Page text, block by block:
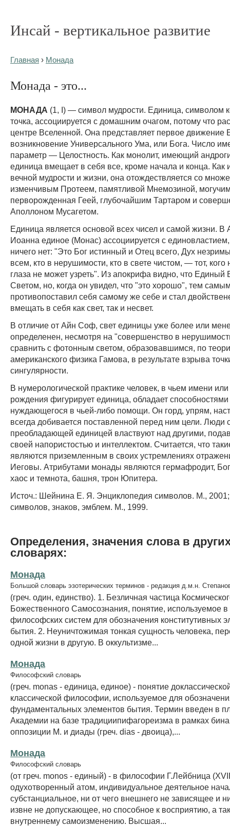
Инсай - вертикальное развитие
Главная › Монада
Монада - это...
МОНАДА (1, I) — символ мудрости. Единица, символом
точка, ассоциируется с домашним очагом, потому что
центре Вселенной. Она представляет первое движение
возникновение Универсального Ума, или Бога. Число
параметр — Целостность. Как монолит, имеющий
единица вмещает в себя все, кроме начала и конца. Как
вечной мудрости и жизни, она отождествляется со
изменчивым Протеем, памятливой Мнемозиной,
перворожденная Геей, глубочайшим Тартаром и
Аполлоном Мусагетом.
Единица является основой всех чисел и самой жизни. В
Иоанна единое (Монас) ассоциируется с
ничего нет: "Это Бог истинный и Отец всего, Дух
всем, кто в нерушимости, кто в свете чистом, — тот, кого
глаза не может узреть". Из апокрифа видно, что Единый
Светом, но, когда он увидел, что "это хорошо", тем
противопоставил себя самому же себе и стал
вмещать в себя как свет, так и несвет.
В отличие от Айн Соф, свет единицы уже более или
определенен, несмотря на "совершенство в
сравнить с фотонным светом, образовавшимся, по
американского физика Гамова, в результате взрыва
сингулярности.
В нумерологической практике человек, в чьем имени или
рождения фигурирует единица, обладает
нуждающегося в чьей-либо помощи. Он горд, упрям,
всегда добивается поставленной перед ним цели. Люди
преобладающей единицей властвуют над другими,
своей напористостью и интеллектом. Считается, что
являются приземленным в своих устремлениях
Иеговы. Атрибутами монады являются гермафродит,
хаос и темнота, башня, трон Юпитера.
Источ.: Шейнина Е. Я. Энциклопедия символов. М.,
символов, знаков, эмблем. М., 1999.
Определения, значения слова в
словарях:
Монада
Большой словарь эзотерических терминов - редакция д.м.н.
(греч. один, единство). 1. Безличная частица
Божественного Самосознания, понятие, используемое в
философских систем для обозначения конститутивных
бытия. 2. Неуничтожимая тонкая сущность человека,
одной жизни в другую. В оккультизме...
Монада
Философский словарь
(греч. monas - единица, единое) - понятие
классической философии, используемое для
фундаментальных элементов бытия. Термин введен в
Академии на базе традициипифагореизма в рамках
оппозиции М. и диады (греч. dias - двоица),...
Монада
Философский словарь
(от греч. monos - единый) - в философии Г.Лейбница
одухотворенный атом, индивидуальное деятельное
субстанциальное, ни от чего внешнего не зависящее и
извне не допускающее, но способное к восприятию, а
внутреннему самоизменению. Высшая...